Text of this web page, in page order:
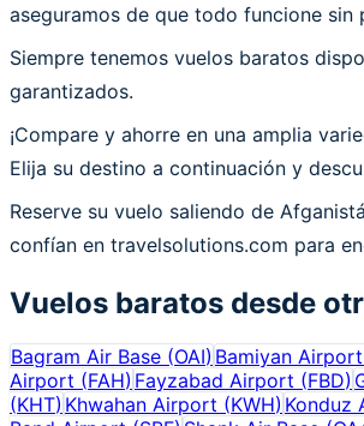
aseguramos de que todo funcione
Siempre tenemos vuelos baratos
garantizados.
¡Compare y ahorre en una amplia
Elija su destino a continuación y
Reserve su vuelo saliendo de
confían en travelsolutions.com para
Vuelos baratos desde
Bagram Air Base (OAI) Bamiyan Airport
Airport (FAH) Fayzabad Airport (FBD)
(KHT) Khwahan Airport (KWH) Konduz